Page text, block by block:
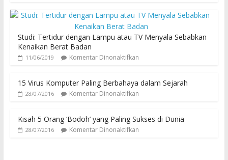
Studi: Tertidur dengan Lampu atau TV Menyala Sebabkan
Kenaikan Berat Badan
11/06/2019 Komentar Dinonaktifkan
15 Virus Komputer Paling Berbahaya dalam Sejarah
28/07/2016 Komentar Dinonaktifkan
Kisah 5 Orang ‘Bodoh’ yang Paling Sukses di Dunia
28/07/2016 Komentar Dinonaktifkan